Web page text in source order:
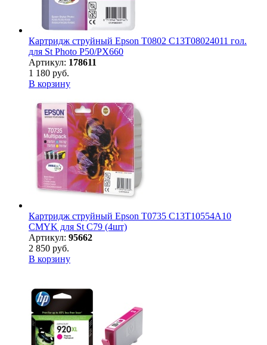
Картридж струйный Epson T0802 C13T08024011 гол.
для St Photo P50/PX660
Артикул: 178611
1 180 руб.
В корзину
Картридж струйный Epson T0735 C13T10554A10
CMYK для St С79 (4шт)
Артикул: 95662
2 850 руб.
В корзину